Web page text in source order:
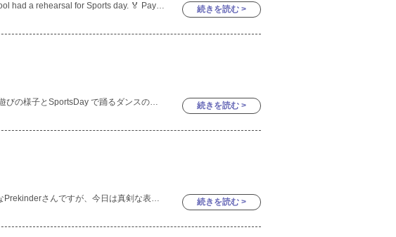
Today the whole school had a rehearsal for Sports day. 🏅 Paying close attention to the teache 続きを読む >
こんにちは🌟 今日は遊びの様子とSportsDay で踊るダンスの練習風景をお伝えします⭐️ ブロックをコンパクトに見立てて、ほっぺにぽんぽん♪お化粧ごっこをしています 続きを読む >
いつも元気いっぱいなPrekinderさんですが、今日は真剣な表情の子どもたちの様子をチラッとお見せします🫣 まずは制作の時間です！ この日は「ミノムシ」の制作をしました。 初めにミ 続きを読む >